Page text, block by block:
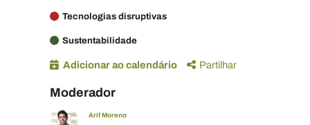
Tecnologias disruptivas
Sustentabilidade
Adicionar ao calendário Partilhar
Moderador
Arif Moreno